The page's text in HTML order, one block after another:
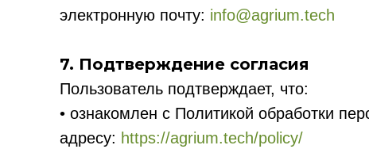
электронную почту: info@agrium.tech
7. Подтверждение согласия
Пользователь подтверждает, что:
• ознакомлен с Политикой обработки
адресу: https://agrium.tech/policy/